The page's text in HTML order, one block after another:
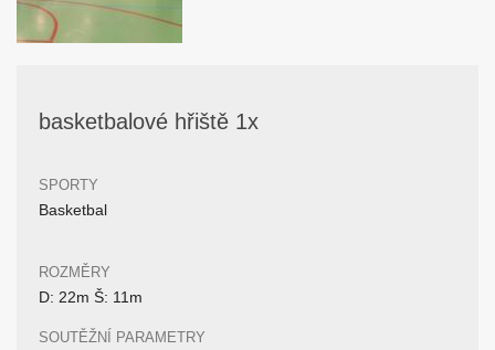
basketbalové hřiště 1x
SPORTY
Basketbal
ROZMĚRY
D: 22m Š: 11m
SOUTĚŽNÍ PARAMETRY